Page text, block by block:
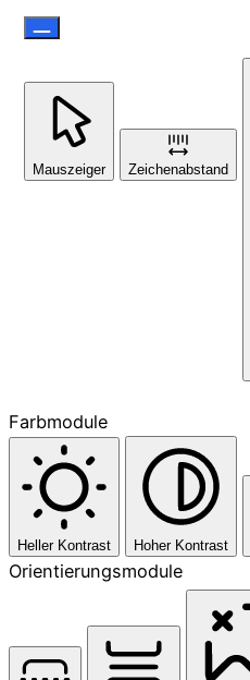
Mauszeiger Zeichenabstand
Farbmodule
Heller Kontrast Hoher Kontrast
Orientierungsmodule